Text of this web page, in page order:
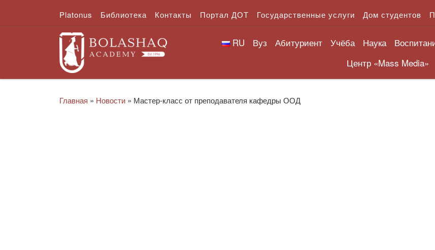
Перейти к содержимому
Platonus Библиотека Контакты Портал ДОТ Государственные услуги Дом студентов
RU Вуз Абитуриент Учёба Наука
Центр «Mass Media»
Главная » Новости » Мастер-класс от преподавателя кафедры ООД